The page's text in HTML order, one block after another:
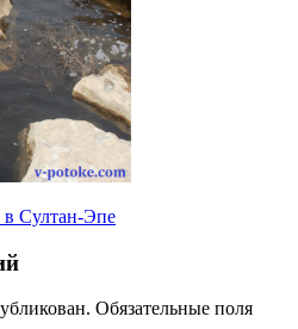
в Султан-Эпе
Обязательные поля